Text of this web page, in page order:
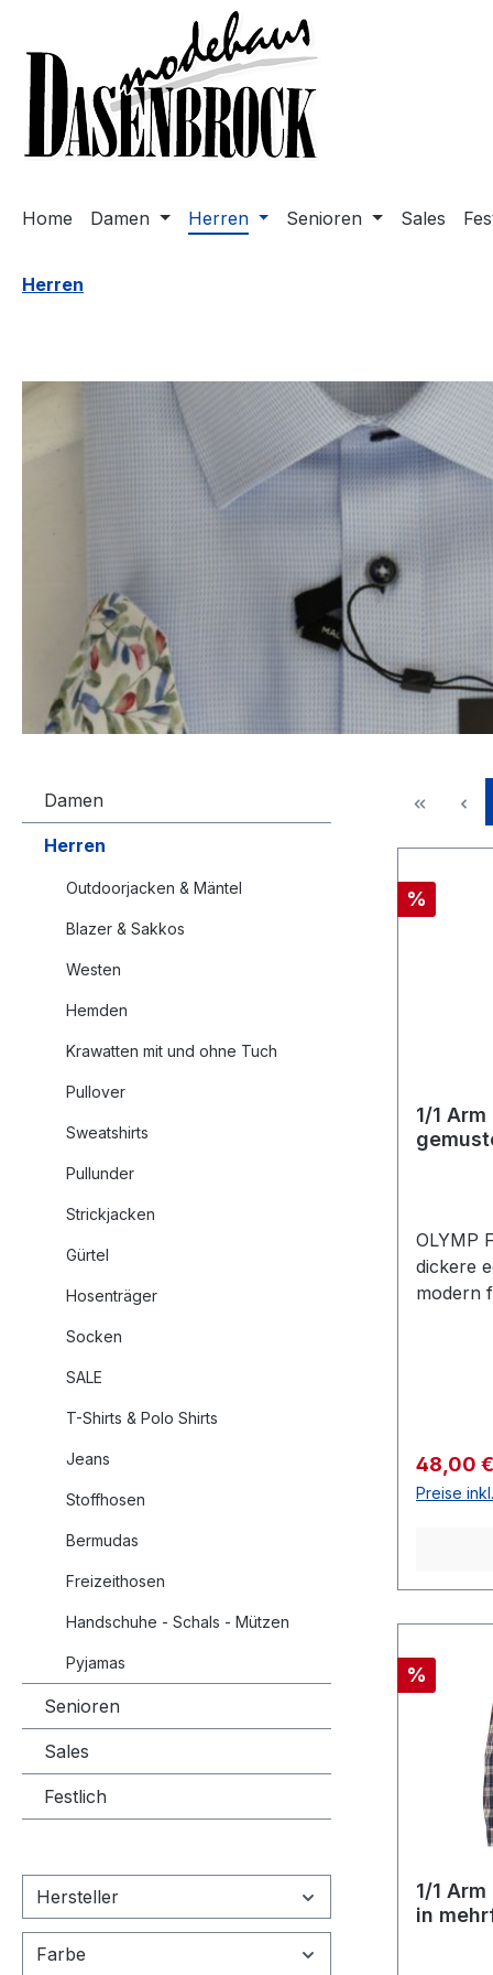
Hauptinhalt springen
Zur Hauptnavigation springen
Home Damen Herren Senioren Sales
Herren
Damen
Herren
Outdoorjacken & Mäntel
Blazer & Sakkos
Westen
Hemden
Krawatten mit und ohne Tuch
Pullover
Sweatshirts
Pullunder
Strickjacken
Gürtel
Hosenträger
Socken
SALE
T-Shirts & Polo Shirts
Jeans
Stoffhosen
Bermudas
Freizeithosen
Handschuhe - Schals - Mützen
Pyjamas
Senioren
Sales
Festlich
Hersteller
Farbe
Rabatt
%
1/1 Arm Freizeithemd in Retro
OLYMP
dickere
modern
43/
cm
Blau
Button-
48,00 €
Preise
Rabatt
%
1/1
in